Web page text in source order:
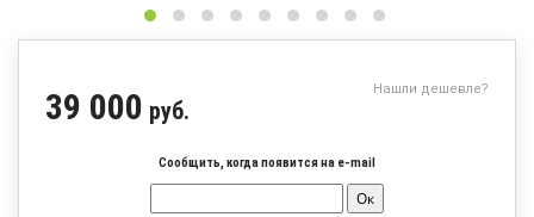
Нашли дешевле?
39 000 руб.
Сообщить, когда появится на e-mail